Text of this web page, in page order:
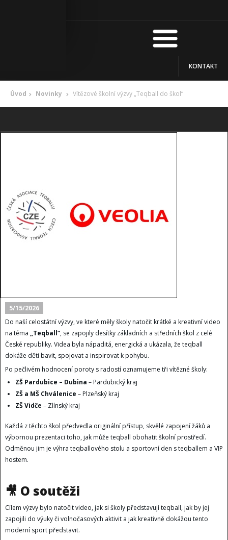
KONTAKT
Úvod Novinky Vítězové školní výzvy „Teqball do škol“
5/15/2026
Do naší celostátní výzvy, ve které měly školy natočit krátké a kreativní video
na téma „Teqball“, se zapojily desítky základních a středních škol z celé
České republiky. Videa byla nápaditá, energická a ukázala, že teqball
dokáže děti bavit, spojovat a inspirovat k pohybu.
Po pečlivém hodnocení poroty s radostí oznamujeme tři vítězné školy:
ZŠ Pardubice – Dubina – Pardubický kraj
ZŠ a MŠ Chválenice – Plzeňský kraj
ZŠ Vidče – Zlínský kraj
Každá z těchto škol předvedla originální přístup, skvělé zapojení žáků a
výbornou prezentaci toho, jak může teqball obohatit školní prostředí.
Odměnou jim je výhra teqballového stolu a sportovní den s teqballem a VIP
hostem.
🎥 O soutěži
Cílem výzvy bylo natočit video, jak si školy představují teqball, jak by jej
zapojili do výuky či volnočasových aktivit a jak kreativně dokážou tento
moderní sport představit.